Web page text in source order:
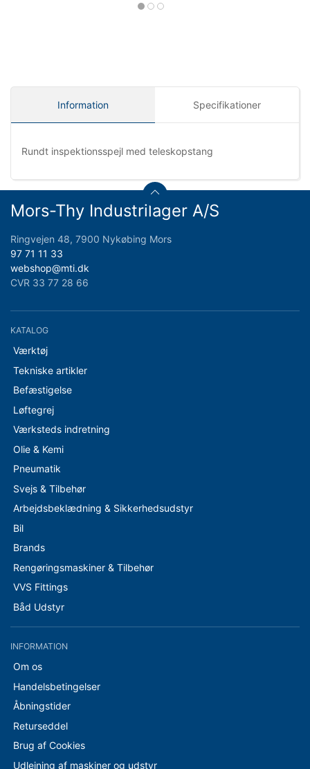
Information Specifikationer
Rundt inspektionsspejl med teleskopstang
Mors-Thy Industrilager A/S
Ringvejen 48, 7900 Nykøbing Mors
97 71 11 33
webshop@mti.dk
CVR 33 77 28 66
KATALOG
Værktøj
Tekniske artikler
Befæstigelse
Løftegrej
Værksteds indretning
Olie & Kemi
Pneumatik
Svejs & Tilbehør
Arbejdsbeklædning & Sikkerhedsudstyr
Bil
Brands
Rengøringsmaskiner & Tilbehør
VVS Fittings
Båd Udstyr
INFORMATION
Om os
Handelsbetingelser
Åbningstider
Returseddel
Brug af Cookies
Udlejning af maskiner og udstyr